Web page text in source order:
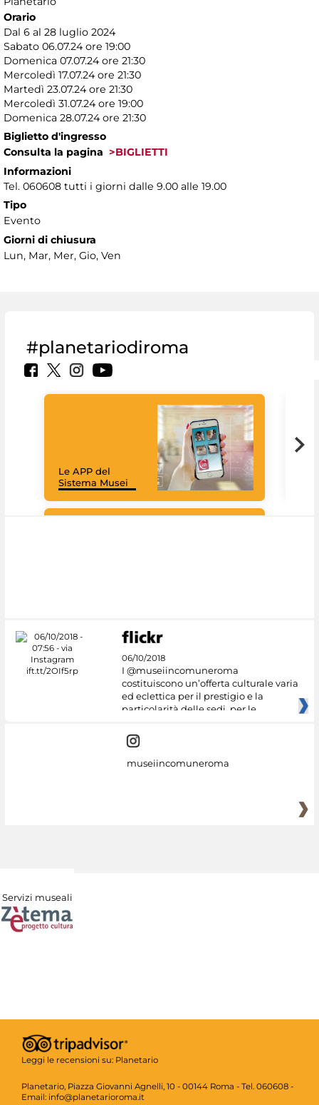
Orario
Dal 6 al 28 luglio 2024
Sabato 06.07.24 ore 19:00
Domenica 07.07.24 ore 21:30
Mercoledì 17.07.24 ore 21:30
Martedì 23.07.24 ore 21:30
Mercoledì 31.07.24 ore 19:00
Domenica 28.07.24 ore 21:30
Biglietto d'ingresso
Consulta la pagina >BIGLIETTI
Informazioni
Tel. 060608 tutti i giorni dalle 9.00 alle 19.00
Tipo
Evento
Giorni di chiusura
Lun, Mar, Mer, Gio, Ven
#planetariodiroma
Le APP del
Sistema Musei
06/10/2018
I @museiincomuneroma
costituiscono un’offerta culturale varia
ed eclettica per il prestigio e la
particolarità delle sedi, per le
museiincomuneroma
Servizi museali
Leggi le recensioni su: Planetario
Planetario, Piazza Giovanni Agnelli, 10 - 00144 Roma - Tel. 060608 -
Email: info@planetarioroma.it